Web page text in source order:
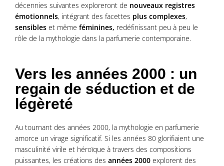
décennies suivantes exploreront de nouveaux registres
émotionnels, intégrant des facettes plus complexes,
sensibles et même féminines, redéfinissant peu à peu le
rôle de la mythologie dans la parfumerie contemporaine.
Vers les années 2000 : un
regain de séduction et de
légèreté
Au tournant des années 2000, la mythologie en parfumerie
amorce un virage significatif. Si les années 80 glorifiaient une
masculinité virile et héroïque à travers des compositions
puissantes, les créations des années 2000 explorent des